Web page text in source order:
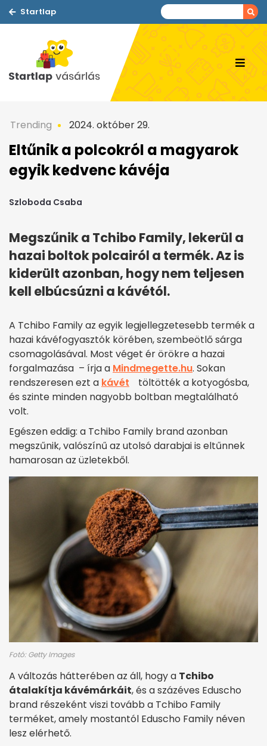
Startlap
Trending 2024. október 29.
Eltűnik a polcokról a magyarok
egyik kedvenc kávéja
Szloboda Csaba
Megszűnik a Tchibo Family, lekerül a
hazai boltok polcairól a termék. Az is
kiderült azonban, hogy nem teljesen
kell elbúcsúzni a kávétól.
A Tchibo Family az egyik legjellegzetesebb termék a
hazai kávéfogyasztók körében, szembeötlő sárga
csomagolásával. Most véget ér örökre a hazai
forgalmazása – írja a Mindmegette.hu. Sokan
rendszeresen ezt a kávét
töltötték a kotyogósba,
és szinte minden nagyobb boltban megtalálható
volt.
Egészen eddig: a Tchibo Family brand azonban
megszűnik, valószínű az utolsó darabjai is eltűnnek
hamarosan az üzletekből.
Fotó: Getty Images
A változás hátterében az áll, hogy a Tchibo
átalakítja kávémárkáit, és a százéves Eduscho
brand részeként viszi tovább a Tchibo Family
terméket, amely mostantól Eduscho Family néven
lesz elérhető.